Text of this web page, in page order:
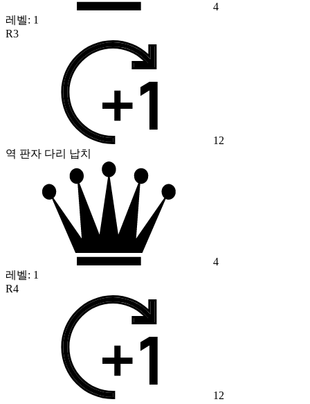
4
레벨: 1
R3
12
역 판자 다리 납치
4
레벨: 1
R4
12